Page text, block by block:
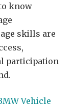
know
skills are
participation
Vehicle